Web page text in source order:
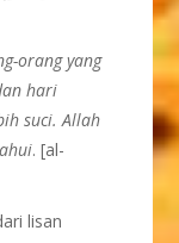
orang yang
hari
suci. Allah
. [al-
lisan